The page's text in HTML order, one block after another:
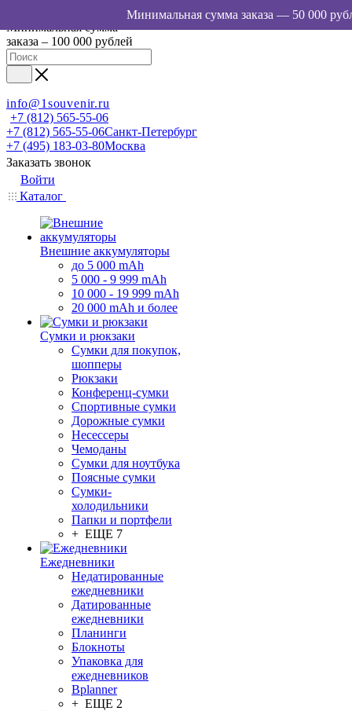
Минимальная сумма
заказа – 100 000 рублей
info@1souvenir.ru
+7 (812) 565-55-06
+7 (812) 565-55-06Санкт-Петербург
+7 (495) 183-03-80Москва
Заказать звонок
Войти
Каталог
Внешние аккумуляторы
до 5 000 mAh
5 000 - 9 999 mAh
10 000 - 19 999 mAh
20 000 mAh и более
Сумки и рюкзаки
Сумки для покупок,
шопперы
Рюкзаки
Конференц-сумки
Спортивные сумки
Дорожные сумки
Несессеры
Чемоданы
Сумки для ноутбука
Поясные сумки
Сумки-
холодильники
Папки и портфели
+ ЕЩЕ 7
Ежедневники
Недатированные
ежедневники
Датированные
ежедневники
Планинги
Блокноты
Упаковка для
ежедневников
Bplanner
+ ЕЩЕ 2